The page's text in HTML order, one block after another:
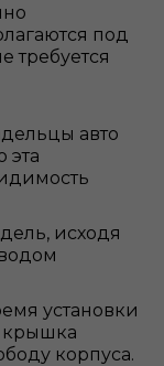
под
требуется
авто
эта
исходя
установки
крышка
корпуса.